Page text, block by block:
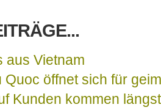
aus Vietnam
Quoc öffnet sich für
Kunden kommen